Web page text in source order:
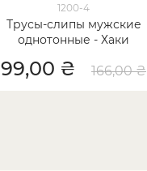
1200-4
Трусы-слипы мужские
однотонные - Хаки
99,00 ₴ 166,00 ₴